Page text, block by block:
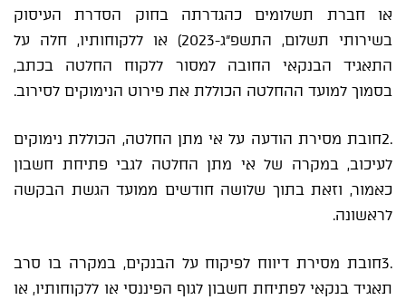
או חברת תשלומים כהגדרתה בחוק הסדרת העיסוק
בשירותי תשלום, התשפ"ג-2023) או ללקוחותיו, חלה על
התאגיד הבנקאי החובה למסור ללקוח החלטה בכתב,
בסמוך למועד ההחלטה הכוללת את פירוט הנימוקים לסירוב.
.2חובת מסירת הודעה על אי מתן החלטה, הכוללת נימוקים
לעיכוב, במקרה של אי מתן החלטה לגבי פתיחת חשבון
כאמור, וזאת בתוך שלושה חודשים ממועד הגשת הבקשה
לראשונה.
.3חובת מסירת דיווח לפיקוח על הבנקים, במקרה בו סרב
תאגיד בנקאי לפתיחת חשבון לגוף הפיננסי או ללקוחותיו, או